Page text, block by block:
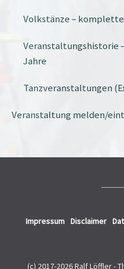
Volkstänze –
Veranstaltungshistorie
Jahre
Tanzveranstaltungen
Veranstaltung melden/
Impressum Disclaimer
(c) 2017-2026 Ralf Löffler -